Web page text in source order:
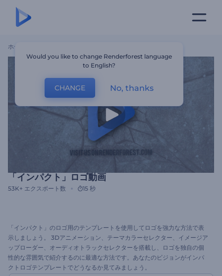
ホーム
「インパクト」ロゴ動画
53K+ エクスポート数 15 秒
「インパクト」のロゴ用のテンプレートを使用してロゴを強力な方法で表
示しましょう。 3Dアニメーション、テーマカラーセレクター、イメージア
ップローダー、オーディオトラックセレクターを搭載し、ロゴを独自の個
性的な雰囲気で紹介するのに最適な方法です。あなたのビジョンがインパ
クトロゴテンプレートでどうなるか見てみましょう。
Would you like to change Renderforest language
to English?
CHANGE No, thanks